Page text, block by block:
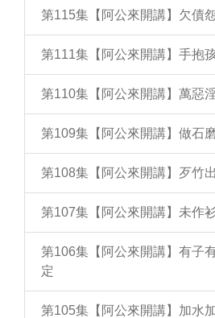
第115集【阿公來開講】欠債
第111集【阿公來開講】手抱
第110集【阿公來開講】萬惡
第109集【阿公來開講】做石
第108集【阿公來開講】歹竹
第107集【阿公來開講】未作
第106集【阿公來開講】有子
定
第105集【阿公來開講】加水